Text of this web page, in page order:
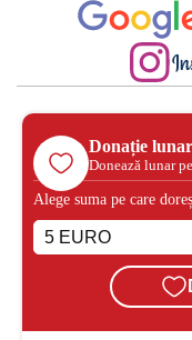
Donație
Donează lunar
Alege suma pe care